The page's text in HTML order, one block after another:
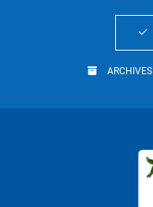
ARCHIVES